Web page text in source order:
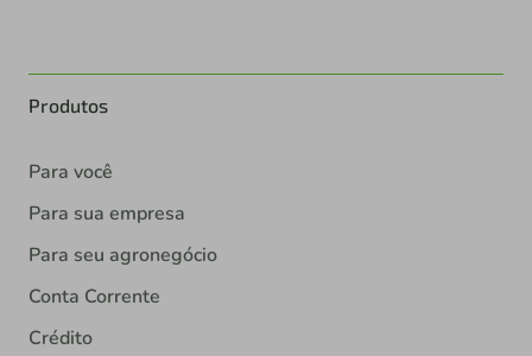
Produtos
Para você
Para sua empresa
Para seu agronegócio
Conta Corrente
Crédito